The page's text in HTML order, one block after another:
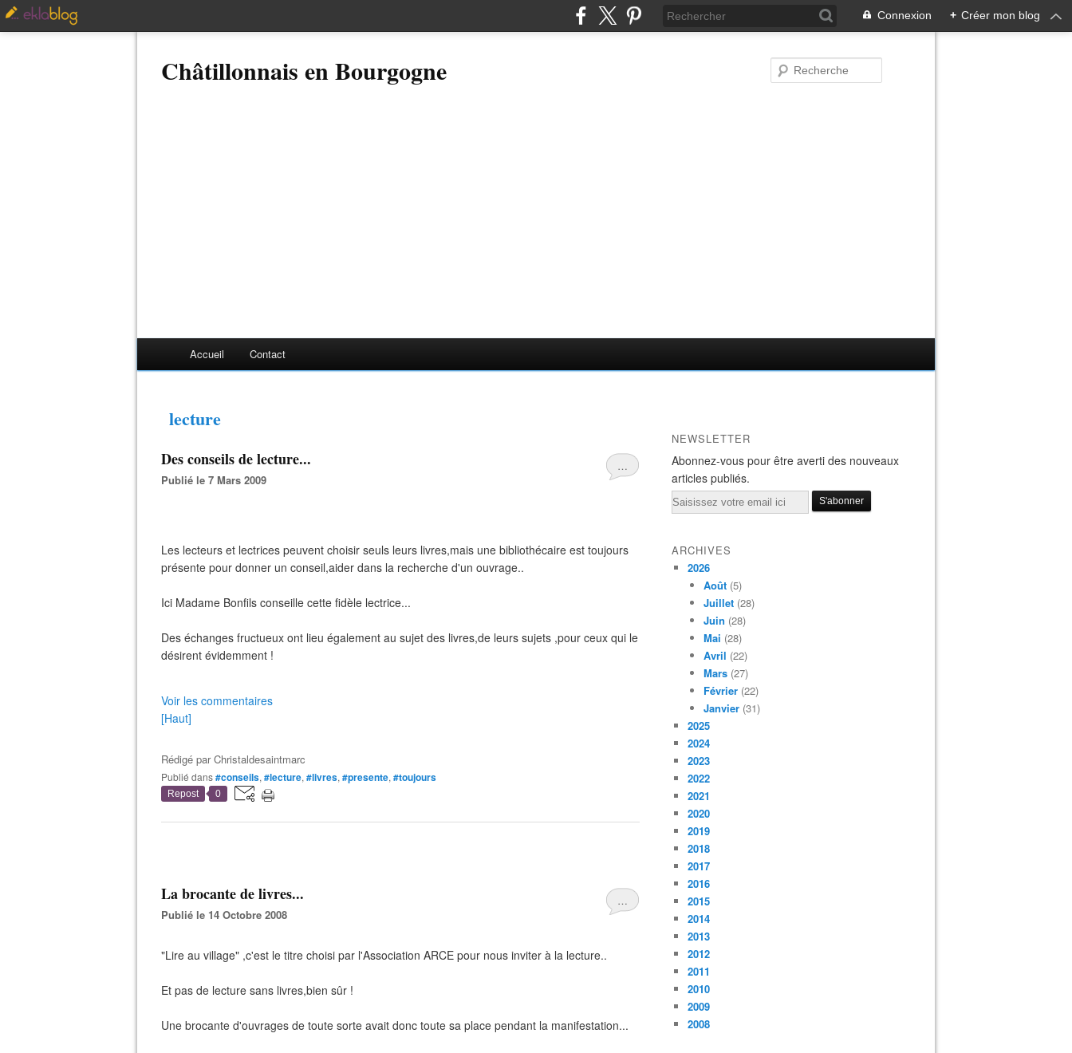
Connexion + Créer mon blog
Châtillonnais en Bourgogne
Accueil Contact
lecture
…
Des conseils de lecture...
Publié le 7 Mars 2009
Les lecteurs et lectrices peuvent choisir seuls leurs livres,mais une bibliothécaire est toujours
présente pour donner un conseil,aider dans la recherche d'un ouvrage..
Ici Madame Bonfils conseille cette fidèle lectrice...
Des échanges fructueux ont lieu également au sujet des livres,de leurs sujets ,pour ceux qui le
désirent évidemment !
Voir les commentaires
[Haut]
Rédigé parChristaldesaintmarc
Publié dans#conseils, #lecture, #livres, #presente, #toujours
Repost 0
…
La brocante de livres...
Publié le 14 Octobre 2008
"Lire au village" ,c'est le titre choisi par l'Association ARCE pour nous inviter à la lecture..
Et pas de lecture sans livres,bien sûr !
Une brocante d'ouvrages de toute sorte avait donc toute sa place pendant la manifestation...
NEWSLETTER
Abonnez-vous pour être averti des nouveaux
articles publiés.
Email
ARCHIVES
2026
Août (5)
Juillet (28)
Juin (28)
Mai (28)
Avril (22)
Mars (27)
Février (22)
Janvier (31)
2025
2024
2023
2022
2021
2020
2019
2018
2017
2016
2015
2014
2013
2012
2011
2010
2009
2008